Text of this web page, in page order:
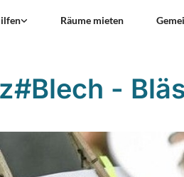
Räume mieten
-